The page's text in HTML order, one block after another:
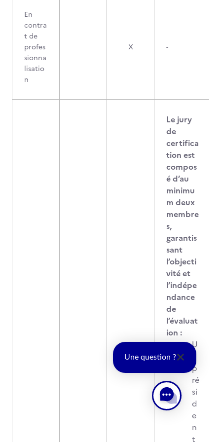
En
contra
t de
profes
sionna
lisatio
n
X -
Le jury
de
certifica
tion est
compos
é d’au
minimu
m deux
membre
s,
garantis
sant
l’objecti
vité et
l’indépe
ndance
de
l’évaluat
ion :
U
n
p
ré
si
d
e
n
t
Une question ?